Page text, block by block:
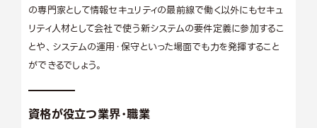
の専門家として情報セキュリティの最前線で働く以外にもセキュ
リティ人材として会社で使う新システムの要件定義に参加するこ
とや、システムの運用・保守といった場面でも力を発揮すること
ができるでしょう。
資格が役立つ業界・職業